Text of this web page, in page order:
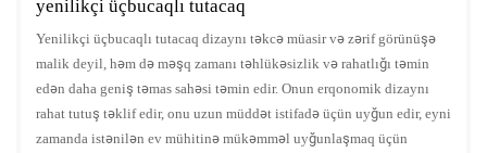
yenilikçi üçbucaqlı tutacaq
Yenilikçi üçbucaqlı tutacaq dizaynı təkcə müasir və zərif görünüşə
malik deyil, həm də məşq zamanı təhlükəsizlik və rahatlığı təmin
edən daha geniş təmas sahəsi təmin edir. Onun erqonomik dizaynı
rahat tutuş təklif edir, onu uzun müddət istifadə üçün uyğun edir, eyni
zamanda istənilən ev mühitinə mükəmməl uyğunlaşmaq üçün